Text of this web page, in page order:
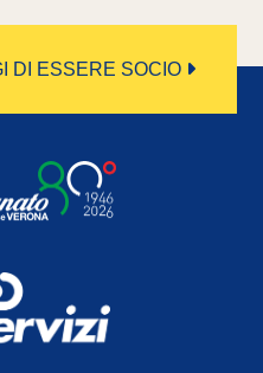
DI ESSERE SOCIO